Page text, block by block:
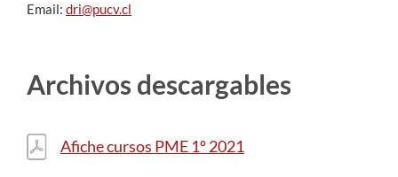
Email: dri@pucv.cl
Archivos descargables
Afiche cursos PME 1º 2021